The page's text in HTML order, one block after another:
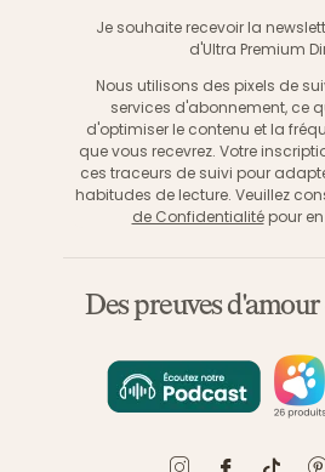
Je souhaite recevoir la
d'Ultra Premium
Nous utilisons des pixels de
services d'abonnement, ce
d'optimiser le contenu et la
que vous recevrez. Votre
ces traceurs de suivi pour
habitudes de lecture. Veuillez
de Confidentialitépour
Des preuves